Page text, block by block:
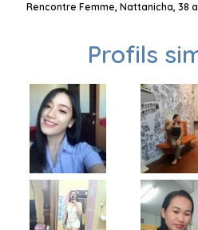
Rencontre Femme, Nattanicha, 38
Profils